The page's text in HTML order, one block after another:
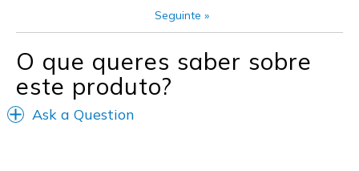
Feels true to width
Seguinte »
O que queres saber sobre
este produto?
Ask a Question